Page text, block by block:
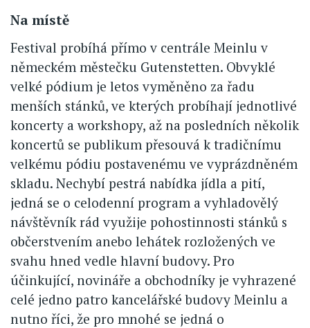
Na místě
Festival probíhá přímo v centrále Meinlu v
německém městečku Gutenstetten. Obvyklé
velké pódium je letos vyměněno za řadu
menších stánků, ve kterých probíhají jednotlivé
koncerty a workshopy, až na posledních několik
koncertů se publikum přesouvá k tradičnímu
velkému pódiu postavenému ve vyprázdněném
skladu. Nechybí pestrá nabídka jídla a pití,
jedná se o celodenní program a vyhladovělý
návštěvník rád využije pohostinnosti stánků s
občerstvením anebo lehátek rozložených ve
svahu hned vedle hlavní budovy. Pro
účinkující, novináře a obchodníky je vyhrazené
celé jedno patro kancelářské budovy Meinlu a
nutno říci, že pro mnohé se jedná o